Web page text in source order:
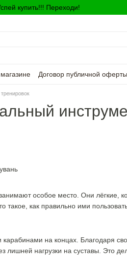
купить!!! Переходи!
Договор публичной оферты
особое место. Они лёгкие,
такое, как правильно ими
на концах. Благодаря
лишней нагрузки на суставы. Это